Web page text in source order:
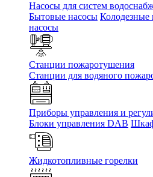
Насосы для систем
Бытовые насосы Колодезные
насосы
Станции пожаротушения
Станции для водяного
Приборы управления и
Блоки управления DAB
Жидкотопливные горелки